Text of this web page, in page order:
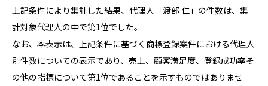
上記条件により集計した結果、代理人「渡部 仁」の件数は、集
計対象代理人の中で第1位でした。
なお、本表示は、上記条件に基づく商標登録案件における代理人
別件数についての表示であり、売上、顧客満足度、登録成功率そ
の他の指標について第1位であることを示すものではありませ